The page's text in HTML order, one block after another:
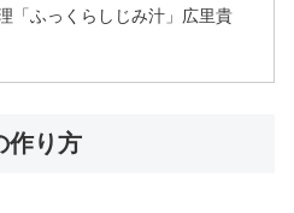
「ふっくらしじみ汁」広里貴
作り方